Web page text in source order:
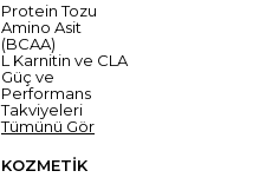
Protein Tozu
Amino Asit
(BCAA)
L Karnitin ve CLA
Güç ve
Performans
Takviyeleri
Tümünü Gör
KOZMETİK